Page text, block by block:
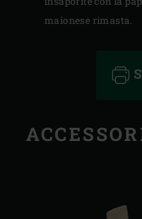
maionese rimasta.